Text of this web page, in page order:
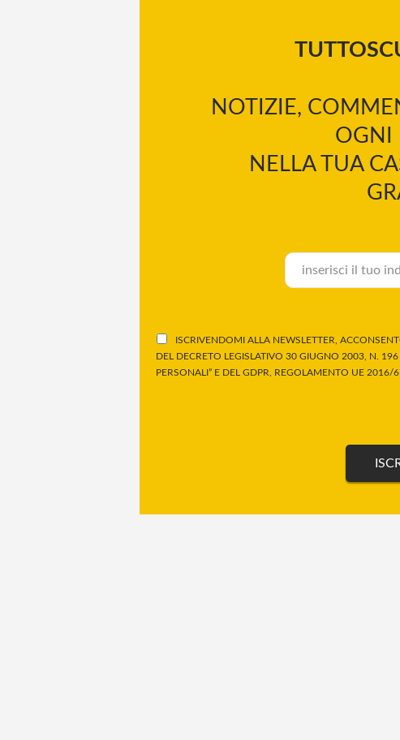
NOTIZIE,
OGNI
NELLA TUA
ISCRIVENDOMI ALLA NEWSLETTER,
DEL DECRETO LEGISLATIVO 30 GIUGNO 2003, N.
PERSONALI” E DEL GDPR, REGOLAMENTO UE 2016/